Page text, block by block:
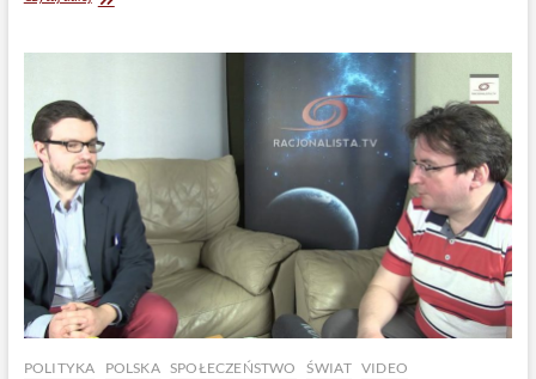
szczęśliwsi”
czy
fałsz?
POLITYKA POLSKA SPOŁECZEŃSTWO ŚWIAT VIDEO